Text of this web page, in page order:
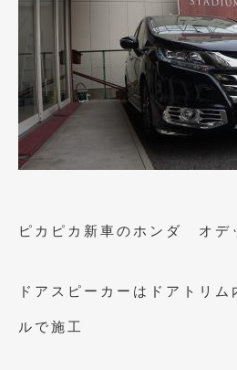
(2)
2020年11月(2)
2020年10月 (1)
2020年9月 (3)
2020年8月(4)
2020年6月(2)
2020年4月(4)
2020年3月
ピカピカ新車のホンダ オ
ドアスピーカーはドアトリム
ルで施工